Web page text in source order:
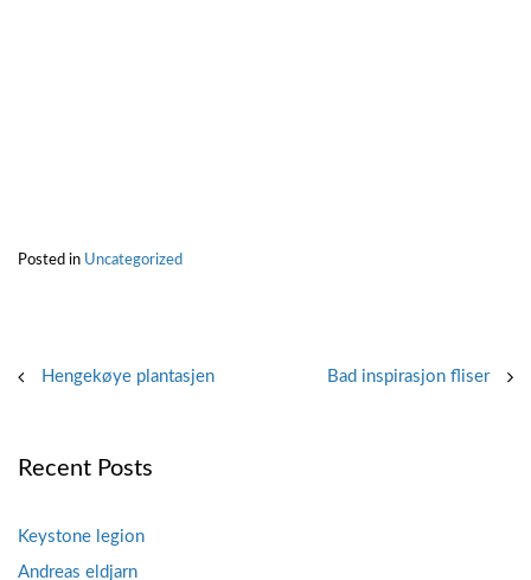
Posted in Uncategorized
PostHengekøye plantasjen Bad inspirasjon fliser
Recent Posts
Keystone legion
Andreas eldjarn